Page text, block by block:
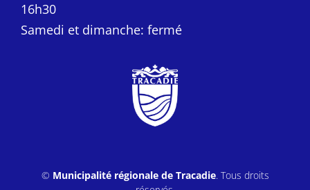
16h30
Samedi et dimanche: fermé
© Municipalité régionale de Tracadie. Tous droits